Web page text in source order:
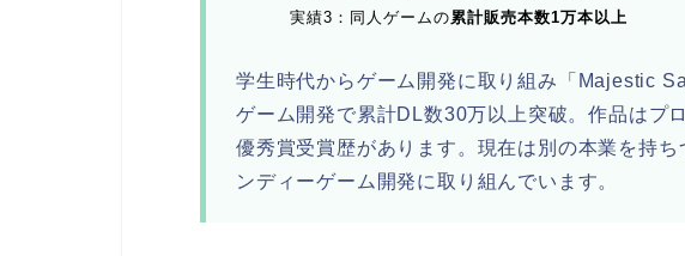
実績3：同人ゲームの累計販売本数1万本以上
学生時代からゲーム開発に取り組み「Majestic
ゲーム開発で累計DL数30万以上突破。作品はプ
優秀賞受賞歴があります。現在は別の本業を持ち
ンディーゲーム開発に取り組んでいます。